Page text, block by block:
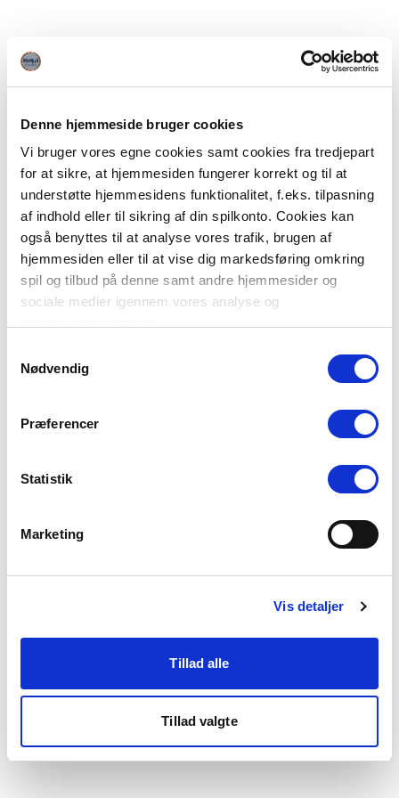
Denne hjemmeside bruger cookies
Vi bruger vores egne cookies samt cookies fra tredjepart
for at sikre, at hjemmesiden fungerer korrekt og til at
understøtte hjemmesidens funktionalitet, f.eks. tilpasning
af indhold eller til sikring af din spilkonto. Cookies kan
også benyttes til at analyse vores trafik, brugen af
hjemmesiden eller til at vise dig markedsføring omkring
spil og tilbud på denne samt andre hjemmesider og
sociale medier igennem vores analyse og
Du kan læse mere om vores brug af cookies under
"Detaljer" eller ved at klikke videre til vores Cookiepolitik,
Nødvendig
Præferencer
Statistik
Marketing
Vis detaljer
Tillad alle
Tillad valgte